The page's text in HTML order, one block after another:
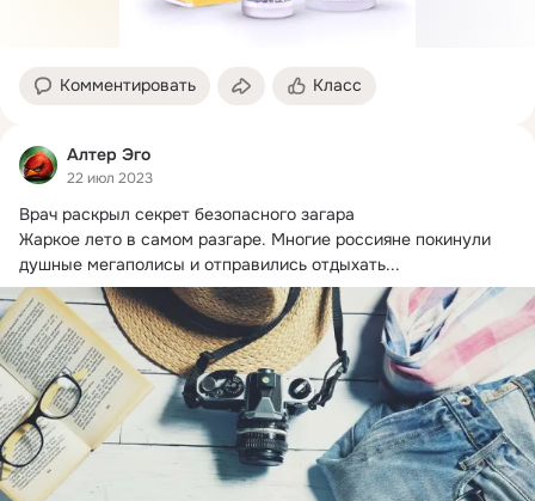
Комментировать Класс
Алтер Эго
22 июл 2023
Врач раскрыл секрет безопасного загара
Жаркое лето в самом разгаре. Многие россияне покинули
душные мегаполисы и отправились отдыхать...